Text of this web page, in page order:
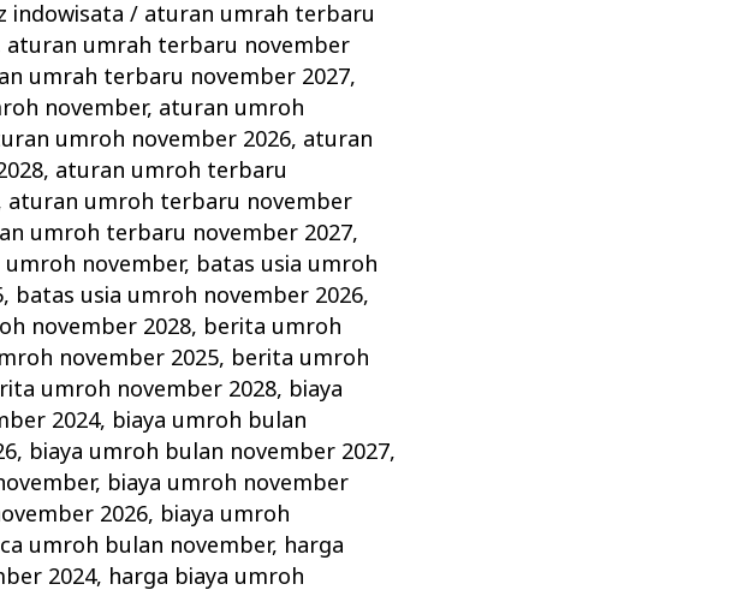
indowisata/ aturan umrah terbaru
aturan umrah terbaru november
umrah terbaru november 2027,
november, aturan umroh
umroh november 2026, aturan
, aturan umroh terbaru
aturan umroh terbaru november
umroh terbaru november 2027,
umroh november, batas usia umroh
, batas usia umroh november 2026,
november 2028, berita umroh
november 2025, berita umroh
umroh november 2028, biaya
2024, biaya umroh bulan
, biaya umroh bulan november 2027,
, biaya umroh november
2026, biaya umroh
umroh bulan november, harga
2024, harga biaya umroh